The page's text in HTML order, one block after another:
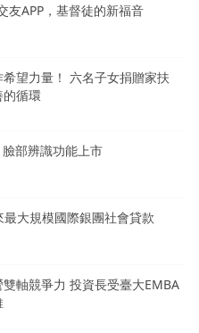
友APP，基督徒的新福音
望力量！ 六名子女捐贈家扶
的循環
部辨識功能上市
大規模國際銀團社會貸款
軸競爭力 投資長受臺大EMBA